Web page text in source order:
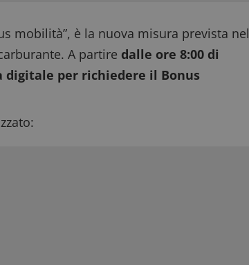
mobilità”, è la nuova misura prevista nel
A partire dalle ore 8:00 di
per richiedere il Bonus